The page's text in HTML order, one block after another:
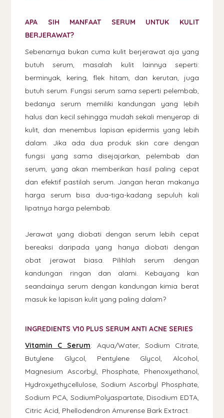
APA SIH MANFAAT SERUM UNTUK KULIT
BERJERAWAT?
Sebenarnya bukan cuma kulit berjerawat aja yang
butuh serum, masalah kulit lainnya seperti:
berminyak, kering, flek hitam, dan kerutan, juga
butuh serum. Fungsi serum sama seperti pelembab,
bedanya serum memiliki kandungan yang lebih
halus dan kecil sehingga mudah sekali menyerap di
kulit, dan menembus lapisan epidermis yang lebih
dalam. Jika ada dua produk skin care dengan
fungsi yang sama disejajarkan, pelembab dan
serum, yang akan memberikan hasil paling cepat
dan efektif pastilah serum. Jangan heran makanya
harga serum bisa dua-tiga-kadang sepuluh kali
lipatnya harga pelembab.
Jerawat yang diobati dengan serum lebih cepat
bereaksi daripada yang hanya diobati dengan
obat jerawat biasa. Pilihlah serum dengan
kandungan ringan dan alami. Kebayang kan
seandainya serum dengan kandungan kimia berat
masuk ke lapisan kulit yang paling dalam?
INGREDIENTS V10 PLUS SERUM ANTI ACNE SERIES
Vitamin C Serum: Aqua/Water, Sodium Citrate,
Butylene Glycol, Pentylene Glycol, Alcohol,
Magnesium Ascorbyl, Phosphate, Phenoxyethanol,
Hydroxyethycellulose, Sodium Ascorbyl Phosphate,
Sodium PCA, SodiumPolyaspartate, Disodium EDTA,
Citric Acid, Phellodendron Amurense Bark Extract.